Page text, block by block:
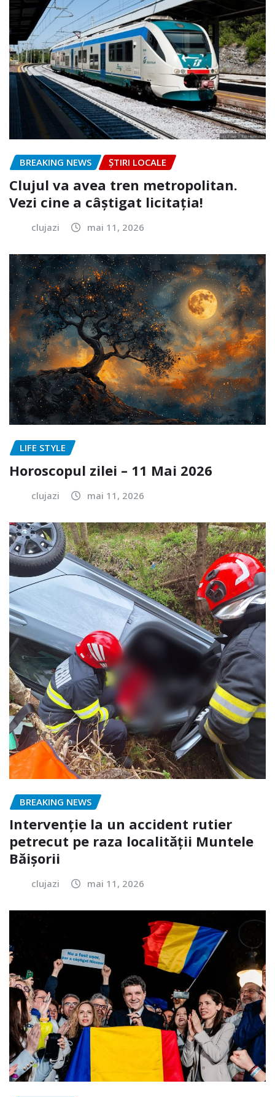
BREAKING NEWS ȘTIRI LOCALE
Clujul va avea tren metropolitan.
Vezi cine a câștigat licitația!
clujazi mai 11, 2026
LIFE STYLE
Horoscopul zilei – 11 Mai 2026
clujazi mai 11, 2026
BREAKING NEWS
Intervenție la un accident rutier
petrecut pe raza localității Muntele
Băișorii
clujazi mai 11, 2026